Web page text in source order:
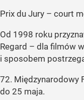
Prix du Jury – court
Od 1998 roku
Regard – dla filmów
i sposobem
72. Międzynarodowy
do 25 maja.